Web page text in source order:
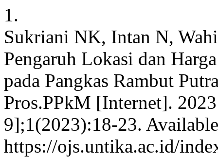
1.
Sukriani NK, Intan N,
Pengaruh Lokasi dan
pada Pangkas Rambut
Pros.PPkM [Internet].
9];1(2023):18-23.
https://ojs.untika.ac.id/